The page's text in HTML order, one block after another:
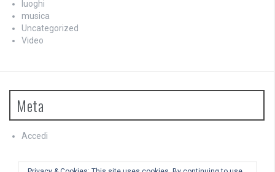
luoghi
musica
Uncategorized
Video
Meta
Accedi
Feed dei commenti